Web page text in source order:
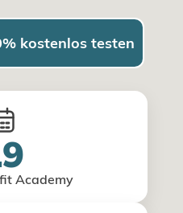
kostenlos testen
Academy